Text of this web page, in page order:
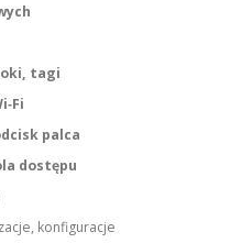
tagi
palca
dostępu
konfiguracje